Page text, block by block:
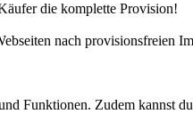
die komplette Provision!
nach provisionsfreien
Funktionen. Zudem kannst